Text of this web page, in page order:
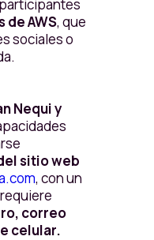
AWS, que
sociales o
Nequi y
sitio web
, con un
correo
celular.